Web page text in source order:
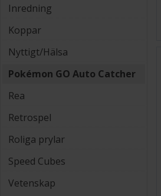
Inredning
Koppar
Nyttigt/Hälsa
Pokémon GO Auto Catcher
Rea
Retrospel
Roliga prylar
Speed Cubes
Vetenskap